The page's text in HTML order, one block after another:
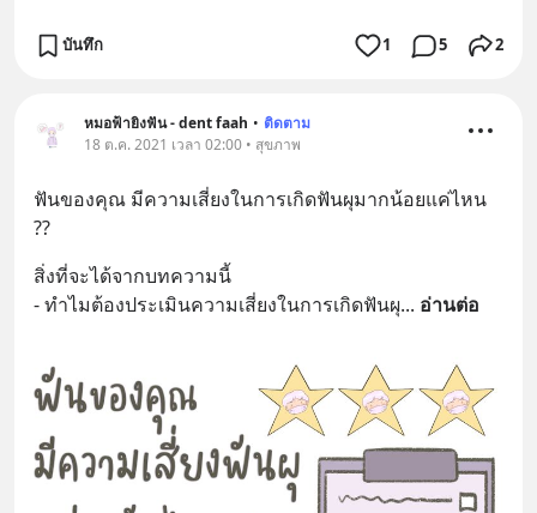
บันทึก 1 5 2
หมอฟ้ายิงฟัน - dent faah • ติดตาม
18 ต.ค. 2021 เวลา 02:00 • สุขภาพ
ฟันของคุณ มีความเสี่ยงในการเกิดฟันผุมากน้อยแค่ไหน
??
สิ่งที่จะได้จากบทความนี้
- ทำไมต้องประเมินความเสี่ยงในการเกิดฟันผุ... อ่านต่อ